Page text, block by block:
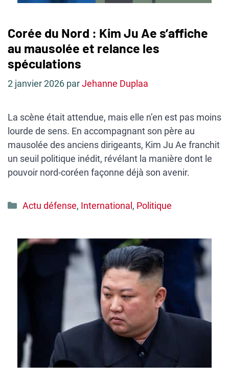
Corée du Nord : Kim Ju Ae s’affiche
au mausolée et relance les
spéculations
2 janvier 2026 parJehanne Duplaa
La scène était attendue, mais elle n’en est pas moins
lourde de sens. En accompagnant son père au
mausolée des anciens dirigeants, Kim Ju Ae franchit
un seuil politique inédit, révélant la manière dont le
pouvoir nord-coréen façonne déjà son avenir.
Catégories
Actu défense, International , Politique